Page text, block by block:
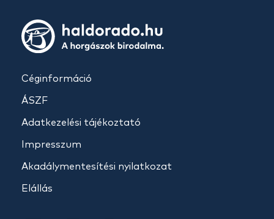
Céginformáció
ÁSZF
Adatkezelési tájékoztató
Impresszum
Akadálymentesítési nyilatkozat
Elállás